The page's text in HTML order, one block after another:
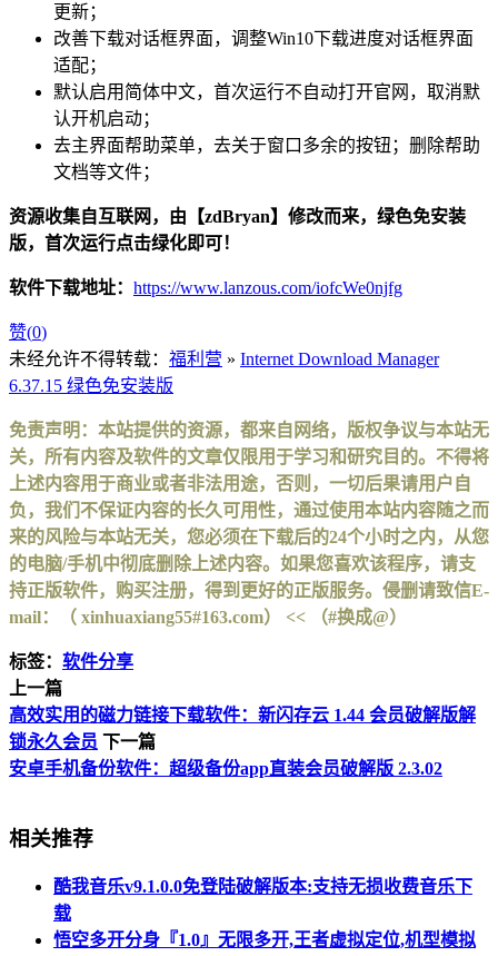
更新；
改善下载对话框界面，调整Win10下载进度对话框界面
适配；
默认启用简体中文，首次运行不自动打开官网，取消默
认开机启动；
去主界面帮助菜单，去关于窗口多余的按钮；删除帮助
文档等文件；
资源收集自互联网，由【zdBryan】修改而来，绿色免安装
版，首次运行点击绿化即可！
软件下载地址： https://www.lanzous.com/iofcWe0njfg
赞(0)
未经允许不得转载： 福利营 » Internet Download Manager
6.37.15 绿色免安装版
免责声明：本站提供的资源，都来自网络，版权争议与本站无
关，所有内容及软件的文章仅限用于学习和研究目的。不得将
上述内容用于商业或者非法用途，否则，一切后果请用户自
负，我们不保证内容的长久可用性，通过使用本站内容随之而
来的风险与本站无关，您必须在下载后的24个小时之内，从您
的电脑/手机中彻底删除上述内容。如果您喜欢该程序，请支
持正版软件，购买注册，得到更好的正版服务。侵删请致信E-
mail：（ xinhuaxiang55#163.com） << （#换成@）
标签： 软件分享
上一篇
高效实用的磁力链接下载软件：新闪存云 1.44 会员破解版解
锁永久会员 下一篇
安卓手机备份软件：超级备份app直装会员破解版 2.3.02
相关推荐
酷我音乐v9.1.0.0免登陆破解版本:支持无损收费音乐下
载
悟空多开分身『1.0』无限多开,王者虚拟定位,机型模拟